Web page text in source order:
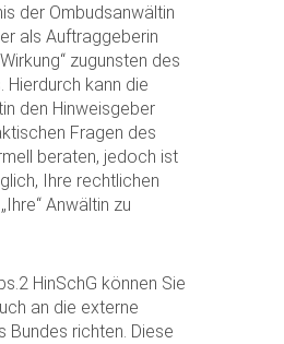
der Ombudsanwältin
als Auftraggeberin
zugunsten des
Hierdurch kann die
den Hinweisgeber
Fragen des
beraten, jedoch ist
Ihre rechtlichen
Anwältin zu
HinSchG können Sie
an die externe
Bundes richten. Diese